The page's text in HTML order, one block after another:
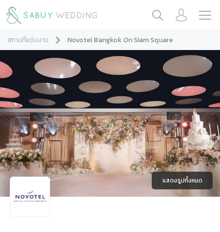
สถานที่แต่งงาน Novotel Bangkok On Siam Square
แสดงรูปทั้งหมด